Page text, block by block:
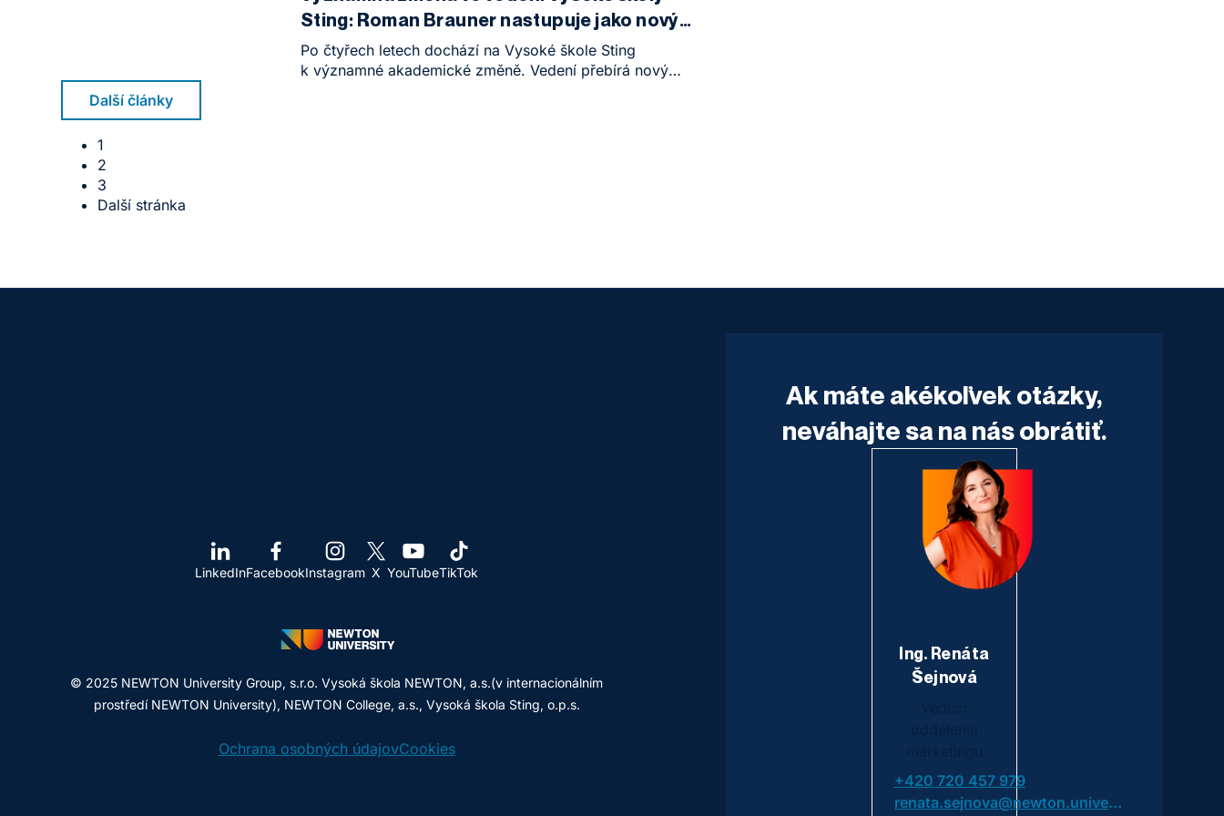
Sting: Roman Brauner nastupuje jako nový
rektor
Po čtyřech letech dochází na Vysoké škole Sting
k významné akademické změně. Vedení přebírá nový
Další články
1
2
3
Další stránka
LinkedInFacebookInstagram X YouTubeTikTok
© 2025 NEWTON University Group, s.r.o. Vysoká škola NEWTON, a.s.(v internacionálním
prostředí NEWTON University), NEWTON College, a.s., Vysoká škola Sting, o.p.s.
Ochrana osobných údajovCookies
Ak máte akékoľvek otázky,
neváhajte sa na nás obrátiť.
Ing. Renáta
Šejnová
+420 720 457 979
renata.sejnova@newton.university